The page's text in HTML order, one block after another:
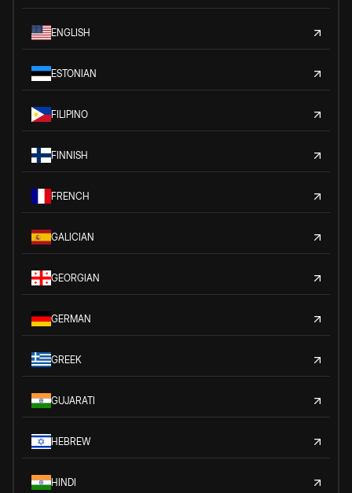
ENGLISH
ESTONIAN
FILIPINO
FINNISH
FRENCH
GALICIAN
GEORGIAN
GERMAN
GREEK
GUJARATI
HEBREW
HINDI